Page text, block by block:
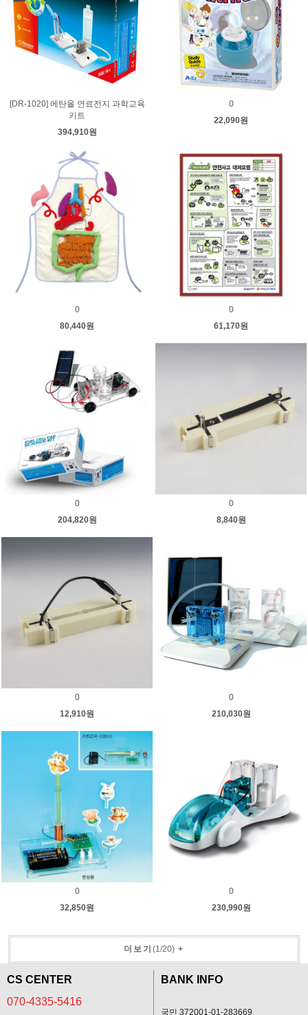
[DR-1020] 에탄올 연료전지 과학교육
키트
394,910원
0
22,090원
0
80,440원
0
61,170원
0
204,820원
0
8,840원
0
12,910원
0
210,030원
0
32,850원
0
230,990원
더보기 (1/20) +
CS CENTER
070-4335-5416
BANK INFO
국민 372001-01-283669